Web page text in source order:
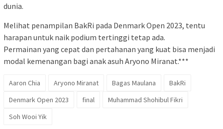
dunia.
Melihat penampilan BakRi pada Denmark Open 2023, tentu
harapan untuk naik podium tertinggi tetap ada.
Permainan yang cepat dan pertahanan yang kuat bisa menjadi
modal kemenangan bagi anak asuh Aryono Miranat.***
Aaron Chia Aryono Miranat Bagas Maulana
BakRi
Denmark Open 2023
final
Muhammad Shohibul Fikri
Soh Wooi Yik